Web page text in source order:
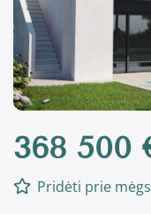
368 500
Pridėti prie